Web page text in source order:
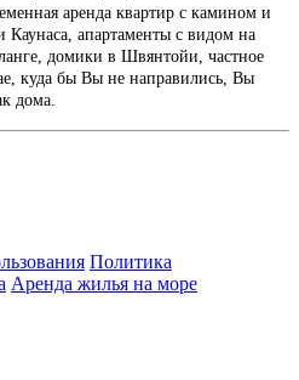
аренда квартир с камином и
апартаменты с видом на
домики в Швянтойи, частное
куда бы Вы не направились, Вы
дома.
Политика
Аренда жилья на море